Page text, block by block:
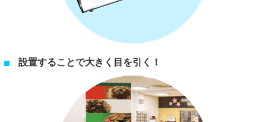
設置することで大きく目を引く！